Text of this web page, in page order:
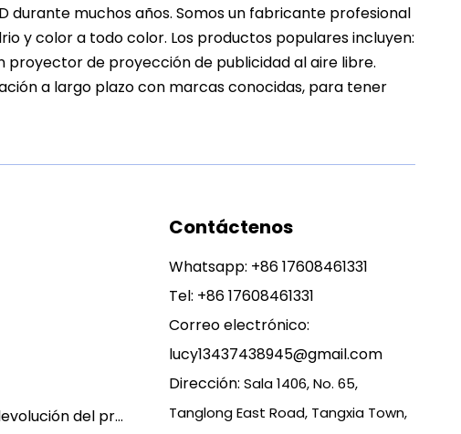
durante muchos años. Somos un fabricante profesional
y color a todo color. Los productos populares incluyen:
de proyección de publicidad al aire libre.
a largo plazo con marcas conocidas, para tener
Política de garantía y devolución del producto
Contáctenos
Whatsapp: +86 17608461331
Tel: +86 17608461331
Correo electrónico:
lucy13437438945@gmail.com
Dirección:Sala 1406, No. 65,
Tanglong East Road, Tangxia Town,